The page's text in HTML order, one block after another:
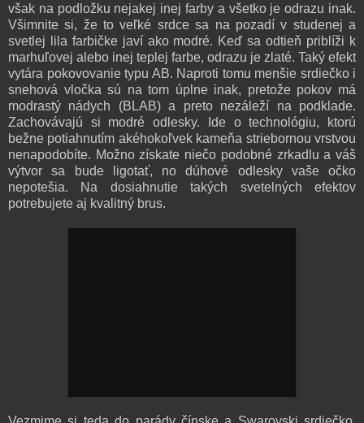
však na podložku nejakej inej farby a všetko je odrazu inak.
Všimnite si, že to veľké srdce sa na pozadí v studenej a
svetlej lila farbičke javí ako modré. Keď sa odtieň priblíži k
marhuľovej alebo inej teplej farbe, odrazu je zlaté. Taký efekt
vytára pokovovanie typu AB. Naproti tomu menšie srdiečko i
snehová vločka sú na tom úplne inak, pretože pokov má
modrastý nádych (BLAB) a preto nezáleží na podklade.
Zachovávajú si modré odlesky. Ide o technológiu, ktorú
bežne potiahnutím akéhokoľvek kameňa striebornou vrstvou
nenapodobíte. Možno získate niečo podobné zrkadlu a váš
výtvor sa bude ligotať, no dúhové odlesky vaše očko
nepotešia. Na dosiahnutie takých svetelných efektov
potrebujete aj kvalitný brus.